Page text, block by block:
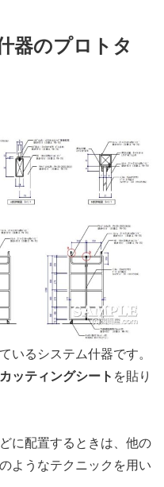
器のプロトタ
いるシステム什器です。
ッティングシート を貼り
に配置するときは、他の
ようなテクニックを用い